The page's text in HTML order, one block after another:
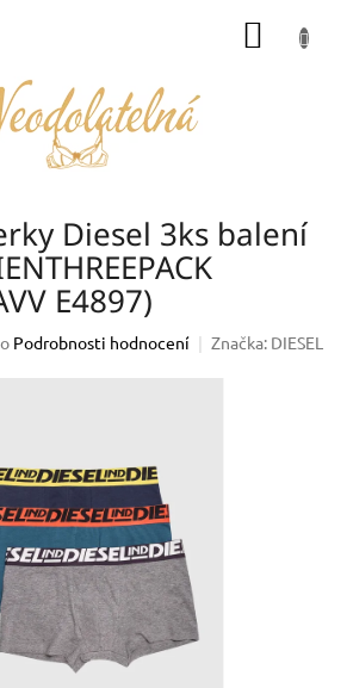
Diesel 3ks balení
E4897)
Podrobnosti hodnocení Značka: DIESEL